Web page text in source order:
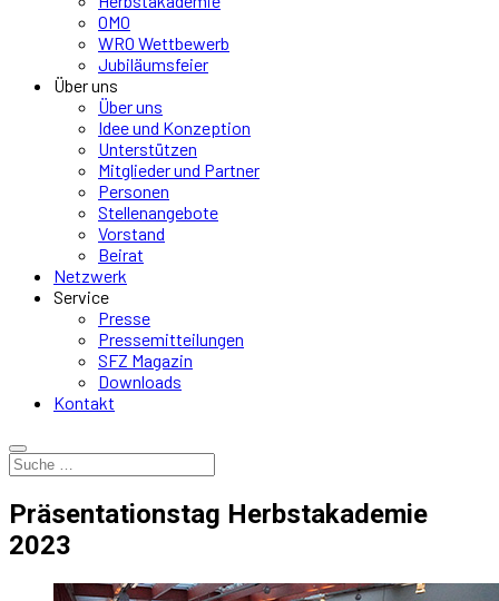
OMO
WRO Wettbewerb
Jubiläumsfeier
Über uns
Über uns
Idee und Konzeption
Unterstützen
Mitglieder und Partner
Personen
Stellenangebote
Vorstand
Beirat
Netzwerk
Service
Presse
Pressemitteilungen
SFZ Magazin
Downloads
Kontakt
Präsentationstag Herbstakademie
2023